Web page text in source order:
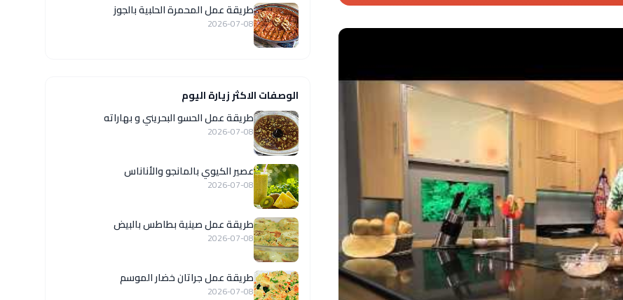
طريقة عمل المحمرة الحلبية بالجوز
2026-07-08
الوصفات الاكثر زيارة اليوم
طريقة عمل الحسو البحريني و بهاراته
2026-07-08
عصير الكيوي بالمانجو والأناناس
2026-07-08
طريقة عمل صينية بطاطس بالبيض
2026-07-08
طريقة عمل جراتان خضار الموسم
2026-07-08